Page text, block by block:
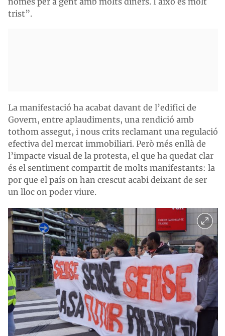
trist”.
La manifestació ha acabat davant de l’edifici de
Govern, entre aplaudiments, una rendició amb
tothom assegut, i nous crits reclamant una regulació
efectiva del mercat immobiliari. Però més enllà de
l’impacte visual de la protesta, el que ha quedat clar
és el sentiment compartit de molts manifestants: la
por que el país on han crescut acabi deixant de ser
un lloc on poder viure.